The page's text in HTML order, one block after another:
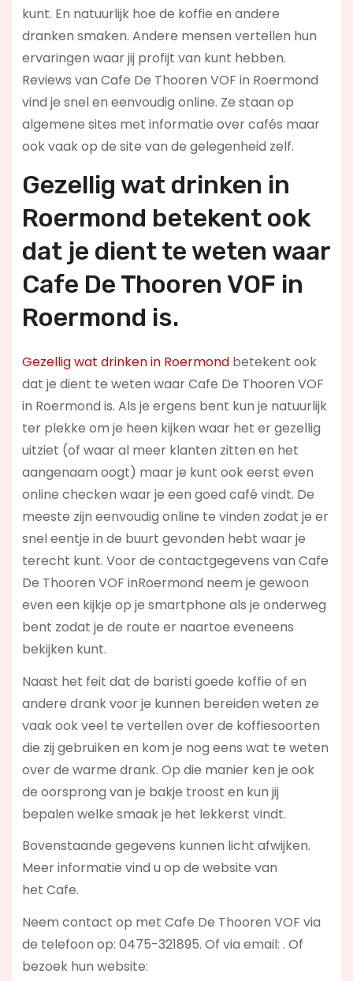
kunt. En natuurlijk hoe de koffie en andere
dranken smaken. Andere mensen vertellen hun
ervaringen waar jij profijt van kunt hebben.
Reviews van Cafe De Thooren VOF in Roermond
vind je snel en eenvoudig online. Ze staan op
algemene sites met informatie over cafés maar
ook vaak op de site van de gelegenheid zelf.
Gezellig wat drinken in
Roermond betekent ook
dat je dient te weten waar
Cafe De Thooren VOF in
Roermond is.
Gezellig wat drinken in Roermondbetekent ook
dat je dient te weten waar Cafe De Thooren VOF
in Roermond is. Als je ergens bent kun je natuurlijk
ter plekke om je heen kijken waar het er gezellig
uitziet (of waar al meer klanten zitten en het
aangenaam oogt) maar je kunt ook eerst even
online checken waar je een goed café vindt. De
meeste zijn eenvoudig online te vinden zodat je er
snel eentje in de buurt gevonden hebt waar je
terecht kunt. Voor de contactgegevens van Cafe
De Thooren VOF inRoermond neem je gewoon
even een kijkje op je smartphone als je onderweg
bent zodat je de route er naartoe eveneens
bekijken kunt.
Naast het feit dat de baristi goede koffie of en
andere drank voor je kunnen bereiden weten ze
vaak ook veel te vertellen over de koffiesoorten
die zij gebruiken en kom je nog eens wat te weten
over de warme drank. Op die manier ken je ook
de oorsprong van je bakje troost en kun jij
bepalen welke smaak je het lekkerst vindt.
Bovenstaande gegevens kunnen licht afwijken.
Meer informatie vind u op de website van
het Cafe.
Neem contact op met Cafe De Thooren VOF via
de telefoon op: 0475-321895. Of via email: . Of
bezoek hun website: